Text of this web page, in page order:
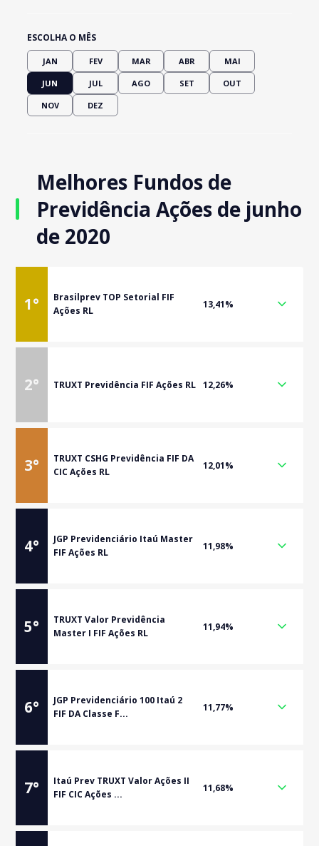
ESCOLHA O MÊS
JAN FEV MAR ABR MAI
JUN JUL AGO SET OUT
NOV DEZ
Melhores Fundos de
Previdência Ações de junho
de 2020
1°
Brasilprev TOP Setorial FIF
Ações RL
13,41%
2° TRUXT Previdência FIF Ações RL 12,26%
3°
TRUXT CSHG Previdência FIF DA
CIC Ações RL
12,01%
4°
JGP Previdenciário Itaú Master
FIF Ações RL
11,98%
5°
TRUXT Valor Previdência
Master I FIF Ações RL
11,94%
6°
JGP Previdenciário 100 Itaú 2
FIF DA Classe F...
11,77%
7°
Itaú Prev TRUXT Valor Ações II
FIF CIC Ações ...
11,68%